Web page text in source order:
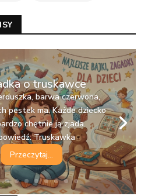
o truskawce
barwa czerwona,
pestek ma. Każde dziecko
chętnie ją zjada.
Truskawka
Przeczytaj...
w grubej skórce, ma
Wszystkie małpy w
robią po niego gwałt.
Banan